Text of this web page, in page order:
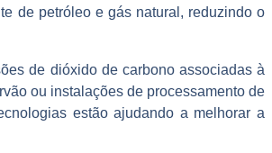
de petróleo e gás natural, reduzindo o
de dióxido de carbono associadas à
ou instalações de processamento de
estão ajudando a melhorar a